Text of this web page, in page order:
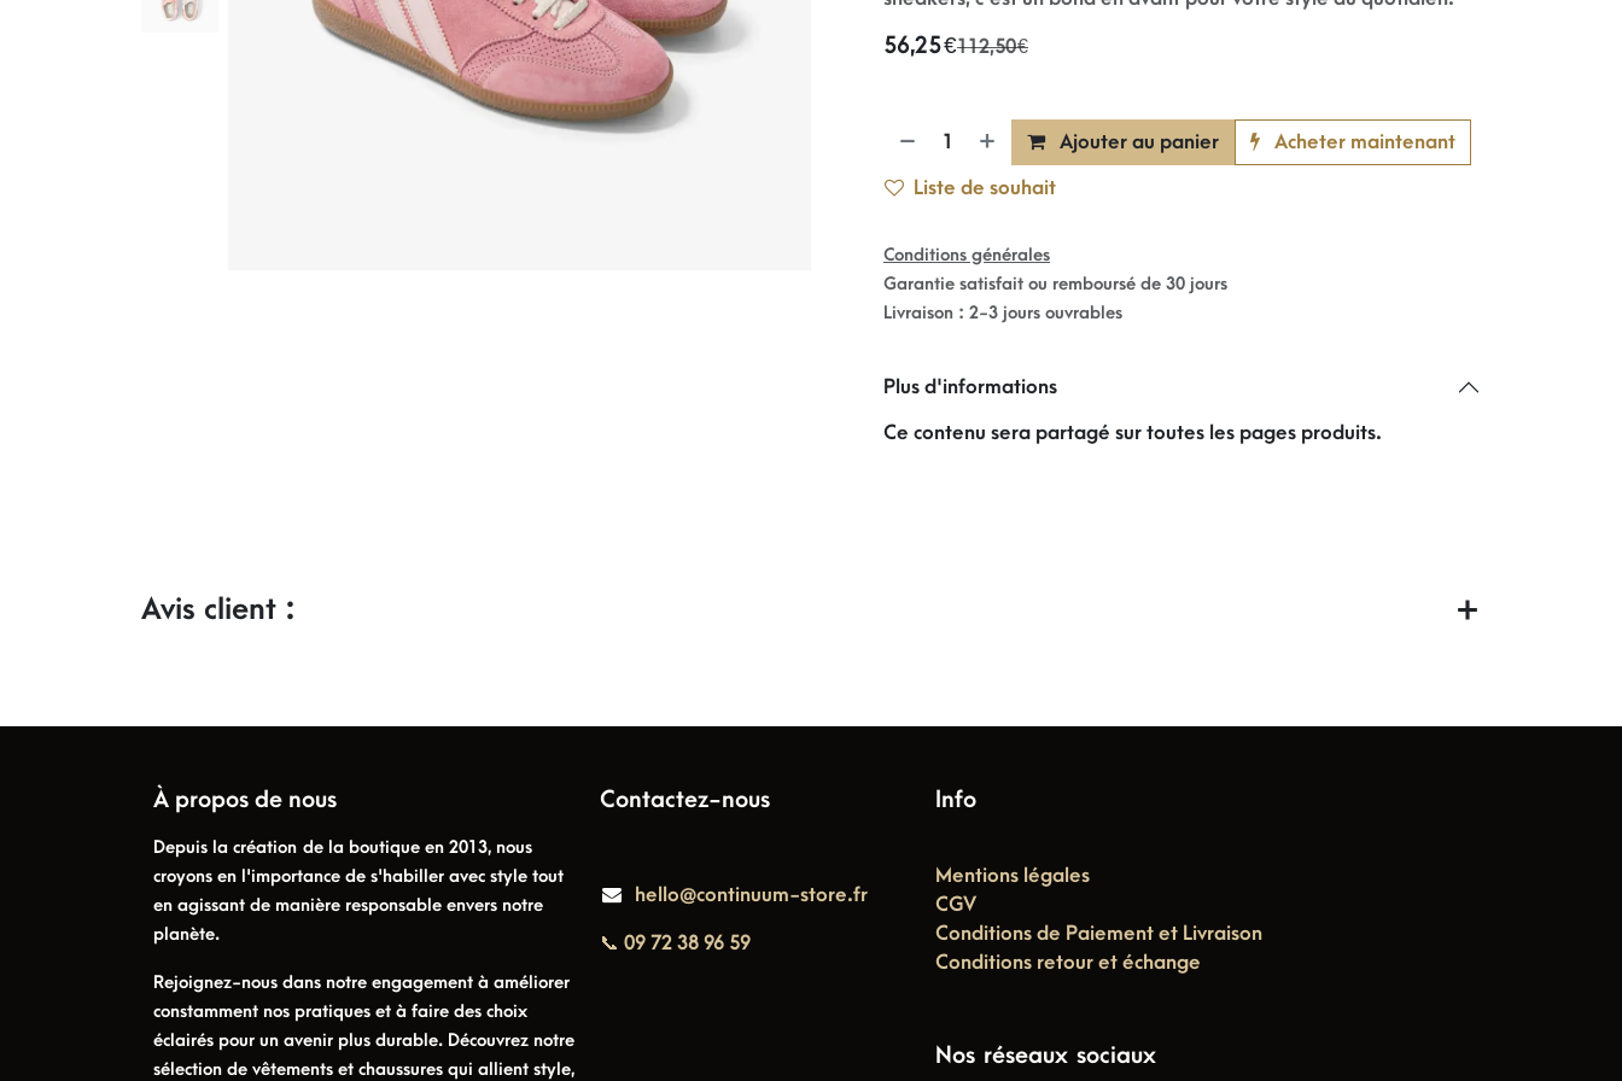
56,25€112,50€
Ajouter au panier Acheter maintenant
Liste de souhait
Conditions générales
Garantie satisfait ou remboursé de 30 jours
Livraison : 2-3 jours ouvrables
Plus d'informations
Ce contenu sera partagé sur toutes les pages produits.
Avis client :
À propos de nous
Depuis la création de la boutique en 2013, nous
croyons en l'importance de s'habiller avec style tout
en agissant de manière responsable envers notre
planète.
Rejoignez-nous dans notre engagement à améliorer
constamment nos pratiques et à faire des choix
éclairés pour un avenir plus durable. Découvrez notre
sélection de vêtements et chaussures qui allient style,
Contactez-nous
hello@continuum-store.fr
📞 09 72 38 96 59
Info
Mentions légales
CGV
Conditions de Paiement et Livraison
Conditions retour et échange
Nos réseaux sociaux